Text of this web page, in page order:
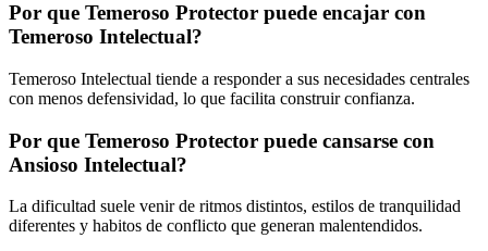
Por que Temeroso Protector puede encajar con
Temeroso Intelectual?
Temeroso Intelectual tiende a responder a sus necesidades centrales
con menos defensividad, lo que facilita construir confianza.
Por que Temeroso Protector puede cansarse con
Ansioso Intelectual?
La dificultad suele venir de ritmos distintos, estilos de tranquilidad
diferentes y habitos de conflicto que generan malentendidos.